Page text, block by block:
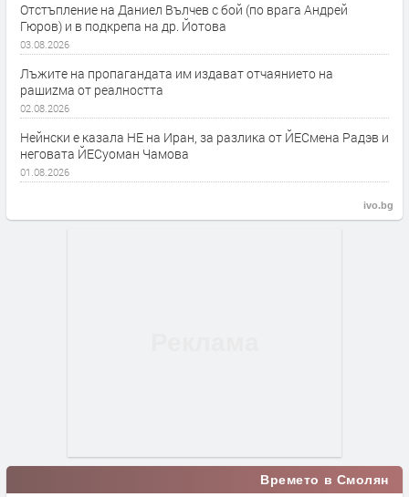
Отстъпление на Даниел Вълчев с бой (по врага Андрей
Гюров) и в подкрепа на др. Йотова
03.08.2026
Лъжите на пропагандата им издават отчаянието на
рашиzма от реалността
02.08.2026
Нейнски е казала НЕ на Иран, за разлика от ЙЕСмена Радэв и
неговата ЙЕСуоман Чамова
01.08.2026
ivo.bg
Времето в Смолян